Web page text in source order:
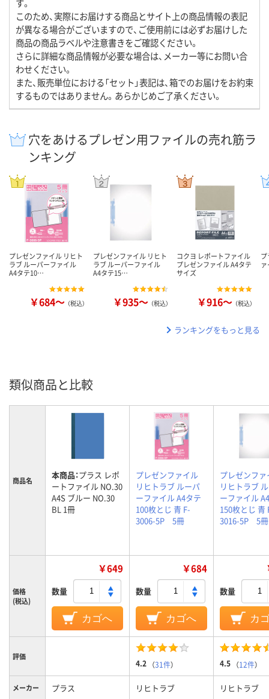
す。
このため、実際にお届けする商品とサイト上の商品情報の表記
が異なる場合がございますので、ご使用前には必ずお届けした
商品の商品ラベルや注意書きをご確認ください。
さらに詳細な商品情報が必要な場合は、メーカー等にお問い合
わせください。
また、販売単位における「セット」表記は、箱でのお届けをお約束
するものではありません。あらかじめご了承ください。
穴をあけるプレゼン用ファイルの売れ筋ラ
ンキング
プレゼンファイル リヒト
ラブ ルーパーファイル
A4タテ10…
￥684～ （税込）
プレゼンファイル リヒト
ラブ ルーパーファイル
A4タテ15…
￥935～ （税込）
コクヨ レポートファイル
プレゼンファイル A4タテ
サイズ
￥916～ （税込）
ランキングをもっと見る
類似商品と比較
商品名 本商品：プラス レポ
ートファイル NO.30
A4S ブルー NO.30
BL 1冊
プレゼンファイル
リヒトラブ ルーパ
ーファイル A4タテ
100枚とじ 青 F-
3006-5P 5冊
プレゼンファ
リヒトラブ
ーファイル
150枚とじ 青
3016-5P 5冊
価格
(税込)
￥649
数量
カゴへ
￥684
数量
カゴへ
数量
カ
評価
4.2 （31件） 4.5 （12件）
メーカー プラス リヒトラブ リヒトラブ